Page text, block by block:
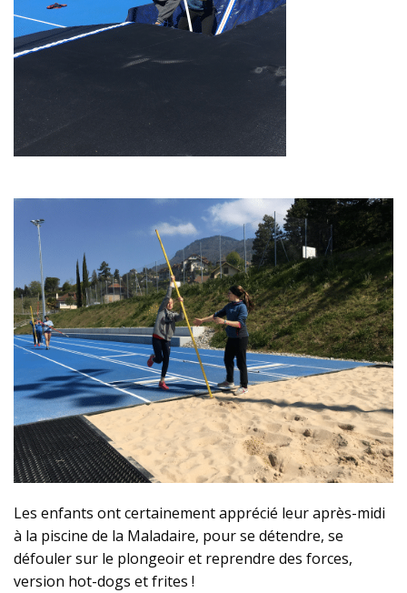
Les enfants ont certainement apprécié leur après-midi
à la piscine de la Maladaire, pour se détendre, se
défouler sur le plongeoir et reprendre des forces,
version hot-dogs et frites !